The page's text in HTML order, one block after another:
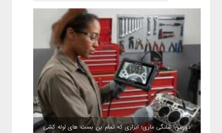
دوربین شلنگی ماری؛ ابزاری که تمام بن بست های لوله کشی